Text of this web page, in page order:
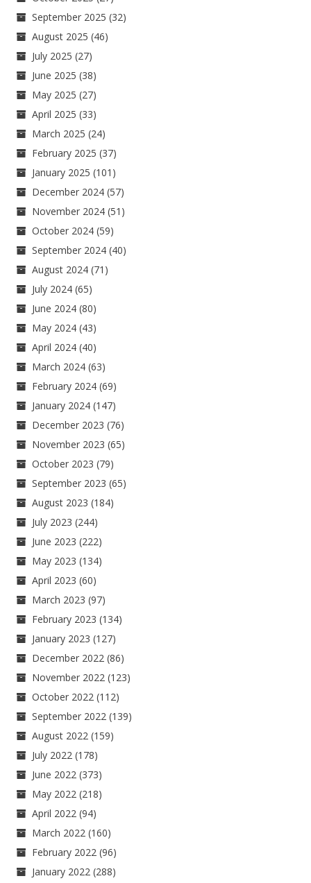
September 2025 (32)
August 2025 (46)
July 2025 (27)
June 2025 (38)
May 2025 (27)
April 2025 (33)
March 2025 (24)
February 2025 (37)
January 2025 (101)
December 2024 (57)
November 2024 (51)
October 2024 (59)
September 2024 (40)
August 2024 (71)
July 2024 (65)
June 2024 (80)
May 2024 (43)
April 2024 (40)
March 2024 (63)
February 2024 (69)
January 2024 (147)
December 2023 (76)
November 2023 (65)
October 2023 (79)
September 2023 (65)
August 2023 (184)
July 2023 (244)
June 2023 (222)
May 2023 (134)
April 2023 (60)
March 2023 (97)
February 2023 (134)
January 2023 (127)
December 2022 (86)
November 2022 (123)
October 2022 (112)
September 2022 (139)
August 2022 (159)
July 2022 (178)
June 2022 (373)
May 2022 (218)
April 2022 (94)
March 2022 (160)
February 2022 (96)
January 2022 (288)